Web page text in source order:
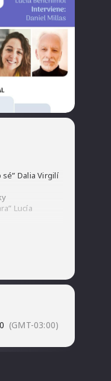
sé” Dalia Virgilí
Lucía
(GMT-03:00)